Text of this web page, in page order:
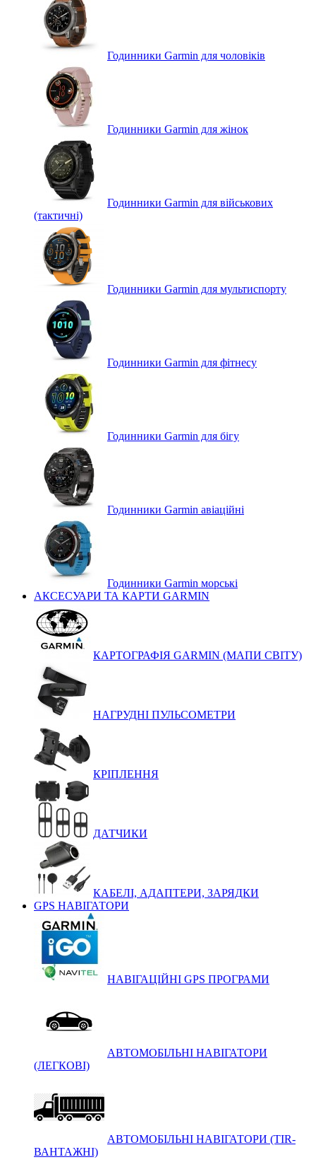
Годинники Garmin для чоловіків
Годинники Garmin для жінок
Годинники Garmin для військових
(тактичні)
Годинники Garmin для мультиспорту
Годинники Garmin для фітнесу
Годинники Garmin для бігу
Годинники Garmin авіаційні
Годинники Garmin морські
АКСЕСУАРИ ТА КАРТИ GARMIN
КАРТОГРАФІЯ GARMIN (МАПИ СВІТУ)
НАГРУДНІ ПУЛЬСОМЕТРИ
КРІПЛЕННЯ
ДАТЧИКИ
КАБЕЛІ, АДАПТЕРИ, ЗАРЯДКИ
GPS НАВІГАТОРИ
НАВІГАЦІЙНІ GPS ПРОГРАМИ
АВТОМОБІЛЬНІ НАВІГАТОРИ
(ЛЕГКОВІ)
АВТОМОБІЛЬНІ НАВІГАТОРИ (TIR-
ВАНТАЖНІ)